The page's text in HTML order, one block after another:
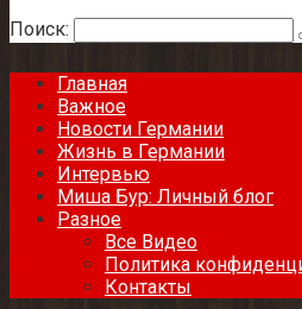
Поиск:
Главная
Важное
Новости Германии
Жизнь в Германии
Интервью
Миша Бур: Личный блог
Разное
Все Видео
Политика
Контакты